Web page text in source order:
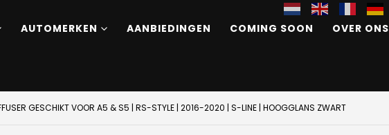
AUTOMERKEN AANBIEDINGEN COMING SOON OVER ONS
GESCHIKT VOOR A5 & S5 | RS-STYLE | 2016-2020 | S-LINE | HOOGGLANS ZWART